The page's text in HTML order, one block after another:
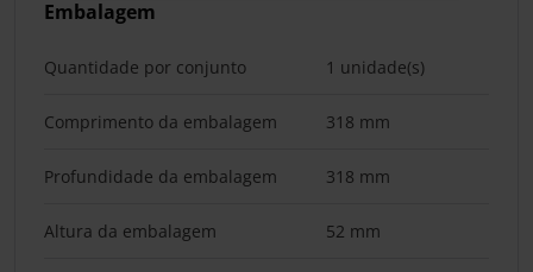
Embalagem
Quantidade por conjunto 1 unidade(s)
Comprimento da embalagem 318 mm
Profundidade da embalagem 318 mm
Altura da embalagem 52 mm